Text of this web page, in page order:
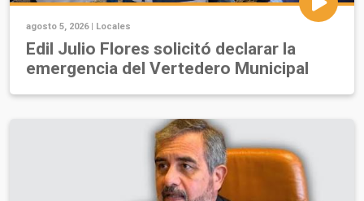
agosto 5, 2026 | Locales
Edil Julio Flores solicitó declarar la
emergencia del Vertedero Municipal